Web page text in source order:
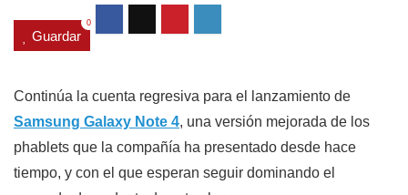
Guardar
0
Continúa la cuenta regresiva para el lanzamiento de
Samsung Galaxy Note 4, una versión mejorada de los
phablets que la compañía ha presentado desde hace
tiempo, y con el que esperan seguir dominando el